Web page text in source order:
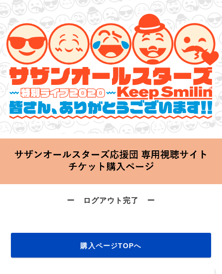
サザンオールスターズ 特別ライブ 2020
「Keep Smilin’～皆さん、ありがとうございます!!～」
2020.06.25 Thu 20:00 Start at 横浜アリーナ
ー ログアウト完了 ー
購入ページTOPへ